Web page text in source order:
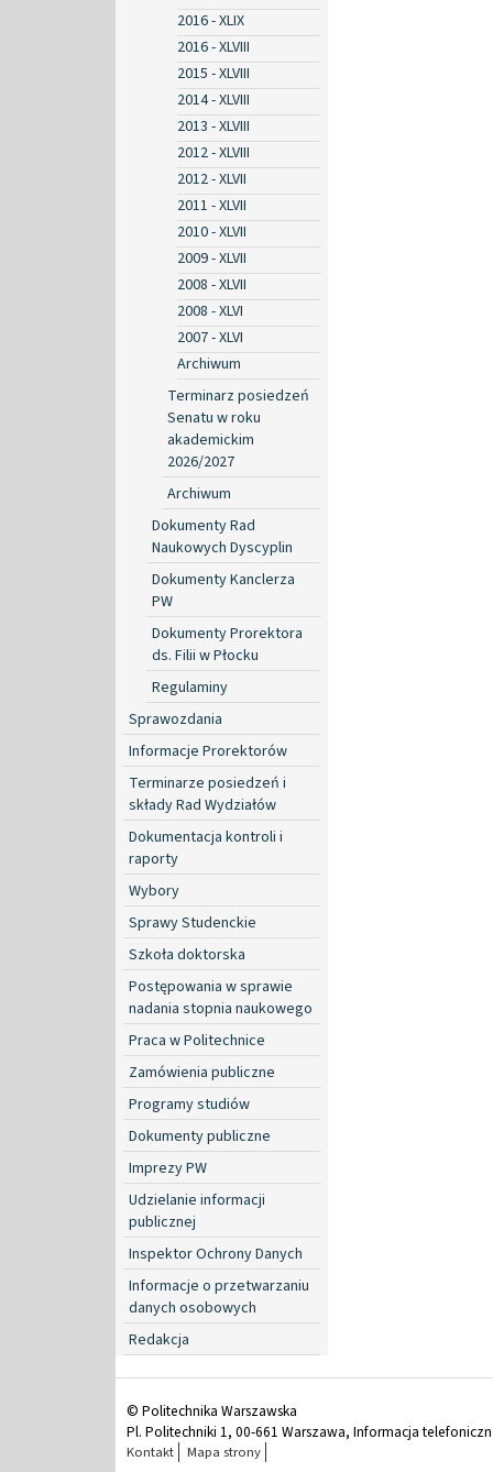
2016 - XLIX
2016 - XLVIII
2015 - XLVIII
2014 - XLVIII
2013 - XLVIII
2012 - XLVIII
2012 - XLVII
2011 - XLVII
2010 - XLVII
2009 - XLVII
2008 - XLVII
2008 - XLVI
2007 - XLVI
Archiwum
Terminarz posiedzeń
Senatu w roku
akademickim
2026/2027
Archiwum
Dokumenty Rad
Naukowych Dyscyplin
Dokumenty Kanclerza
PW
Dokumenty Prorektora
ds. Filii w Płocku
Regulaminy
Sprawozdania
Informacje Prorektorów
Terminarze posiedzeń i
składy Rad Wydziałów
Dokumentacja kontroli i
raporty
Wybory
Sprawy Studenckie
Szkoła doktorska
Postępowania w sprawie
nadania stopnia naukowego
Praca w Politechnice
Zamówienia publiczne
Programy studiów
Dokumenty publiczne
Imprezy PW
Udzielanie informacji
publicznej
Inspektor Ochrony Danych
Informacje o przetwarzaniu
danych osobowych
Redakcja
© Politechnika Warszawska
Pl. Politechniki 1, 00-661 Warszawa, Informacja
Kontakt Mapa strony